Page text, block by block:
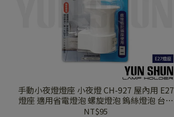
手動小夜燈燈座 小夜燈 CH-927 屋內用 E27
燈座 適用省電燈泡 螺旋燈泡 鎢絲燈泡 台灣
製
NT$95